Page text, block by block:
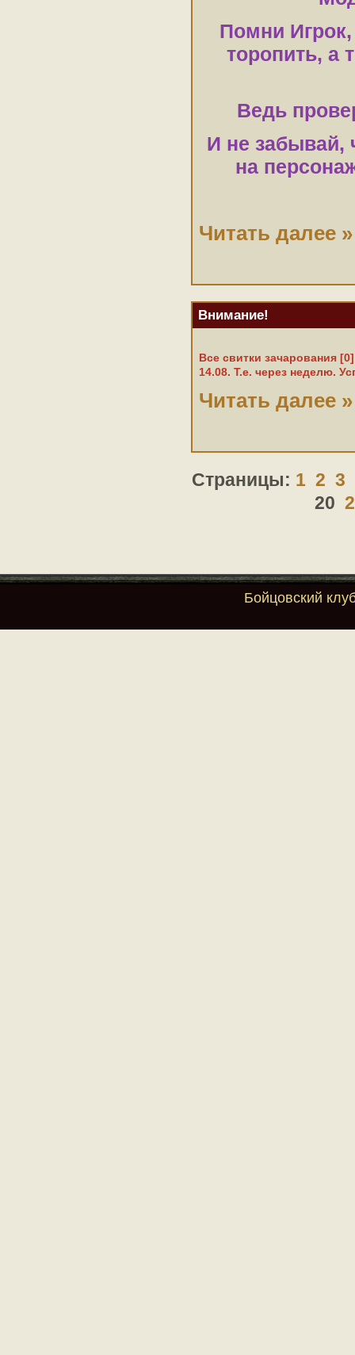
Помни Игрок,
торопить, а
Ведь
И не забывай,
на
Читать далее »
Внимание!
Все свитки зачарования
14.08. Т.е. через неделю.
Читать далее »
Страницы: 1 2 3
20
Бойцовский